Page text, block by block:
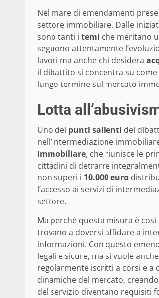
Nel mare di emendamenti
settore immobiliare. Dalle
sono tanti i temi che meritano
seguono attentamente
lavori ma anche chi desidera
il dibattito si concentra su
lungo termine sul mercato
Lotta
Uno dei punti salienti del
nell’intermediazione
Immobiliare, che riunisce le
cittadini di detrarre
non superi i 10.000 euro
l’accesso ai servizi di
settore.
Ma perché questa misura è
trovano a doversi affidare a
informazioni. Con questo
legali e sicure, ma si vuole
regolarmente iscritti a corsi e a
dinamiche del mercato,
del servizio diventano requisiti